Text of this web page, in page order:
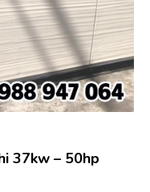
37kw – 50hp